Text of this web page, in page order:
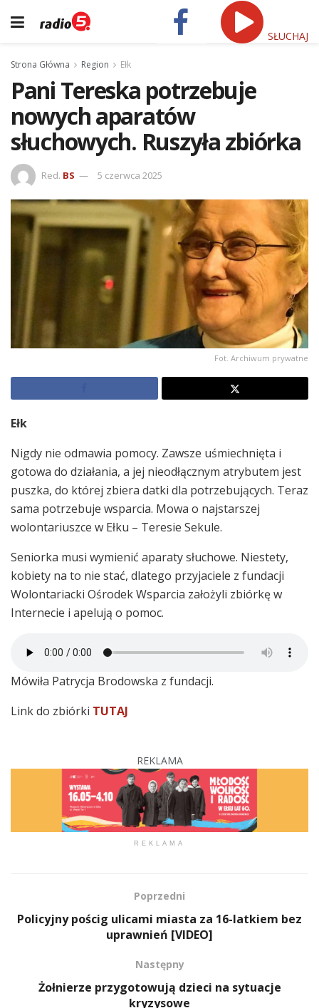
SŁUCHAJ
Strona Główna Region Ełk
Pani Tereska potrzebuje
nowych aparatów
słuchowych. Ruszyła zbiórka
Red. BS 5 czerwca 2025
Fot. Archiwum prywatne
Ełk
Nigdy nie odmawia pomocy. Zawsze uśmiechnięta i
gotowa do działania, a jej nieodłącznym atrybutem jest
puszka, do której zbiera datki dla potrzebujących. Teraz
sama potrzebuje wsparcia. Mowa o najstarszej
wolontariuszce w Ełku – Teresie Sekule.
Seniorka musi wymienić aparaty słuchowe. Niestety,
kobiety na to nie stać, dlatego przyjaciele z fundacji
Wolontariacki Ośrodek Wsparcia założyli zbiórkę w
Internecie i apelują o pomoc.
Mówiła Patrycja Brodowska z fundacji.
Link do zbiórki TUTAJ
REKLAMA
REKLAMA
Poprzedni
Policyjny pościg ulicami miasta za 16-latkiem bez
uprawnień [VIDEO]
Następny
Żołnierze przygotowują dzieci na sytuacje
kryzysowe